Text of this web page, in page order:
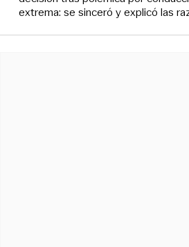
extrema: se sinceró y explicó las